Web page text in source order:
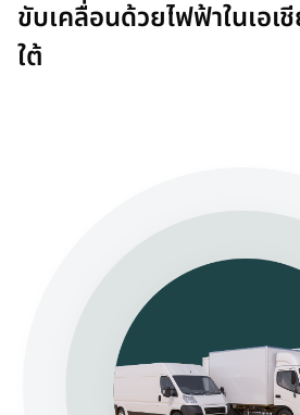
a
ขับเคลื่อนด้วยไฟฟ้าในเอเ
ใต้